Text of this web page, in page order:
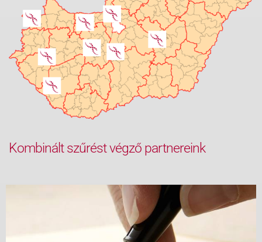
Kombinált szűrést végző partnereink